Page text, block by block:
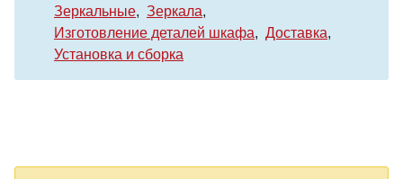
Зеркальные
Зеркала
Изготовление деталей шкафа
Доставка
Установка и сборка